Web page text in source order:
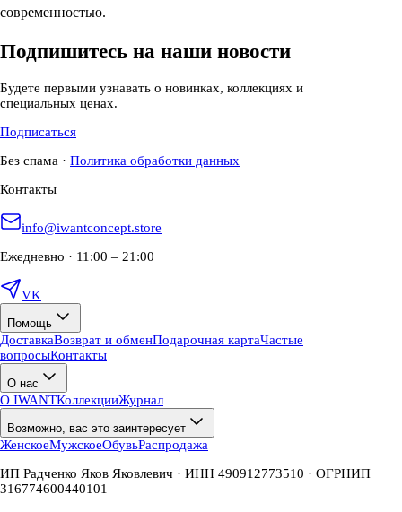
современностью.
Подпишитесь на наши новости
Будете первыми узнавать о новинках, коллекциях и
специальных ценах.
Подписаться
Без спама · Политика обработки данных
Контакты
info@iwantconcept.store
Ежедневно · 11:00 – 21:00
VK
Помощь
ДоставкаВозврат и обменПодарочная картаЧастые
вопросыКонтакты
О нас
О IWANTКоллекцииЖурнал
Возможно, вас это заинтересует
ЖенскоеМужскоеОбувьРаспродажа
ИП Радченко Яков Яковлевич · ИНН 490912773510 · ОГРНИП
316774600440101